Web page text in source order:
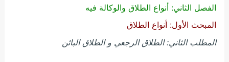
الفصل الثاني: أنواع الطلاق والوكالة فيه
المبحث الأول: أنواع الطلاق
المطلب الثاني: الطلاق الرجعي و الطلاق البائن